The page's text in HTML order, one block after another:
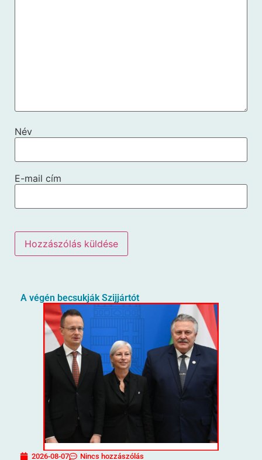
Név
E-mail cím
A végén becsukják Szijjártót
2026-08-07 Nincs hozzászólás